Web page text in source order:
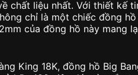
chất liệu nhất. Với thiết kế
chỉ là một chiếc đồng
của đồng hồ này mang
King 18K, đồng hồ Big